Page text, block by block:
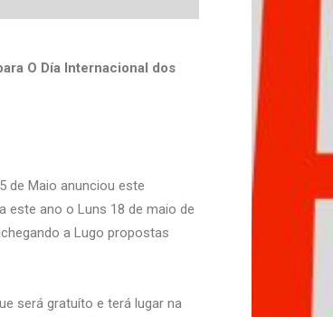
O Día Internacional dos
de Maio anunciou este
este ano o Luns 18 de maio de
a Lugo propostas
será gratuíto e terá lugar na